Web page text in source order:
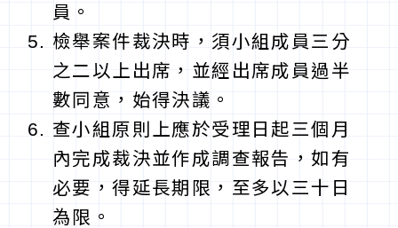
員。
檢舉案件裁決時，須小組成員三分
之二以上出席，並經出席成員過半
數同意，始得決議。
查小組原則上應於受理日起三個月
內完成裁決並作成調查報告，如有
必要，得延長期限，至多以三十日
為限。